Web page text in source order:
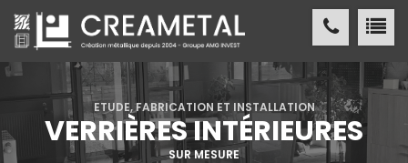
CREAMETAL Création métallique
ACCUEIL
CREAMETAL
ETUDE, FABRICATION ET INSTALLATION
VERRIÈRES INTÉRIEURES
SUR MESURE